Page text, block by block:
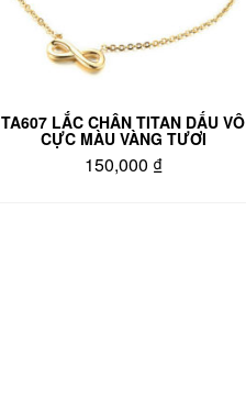
TA607 LẮC CHÂN TITAN DẤU VÔ
CỰC MÀU VÀNG TƯƠI
150,000 ₫